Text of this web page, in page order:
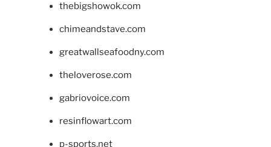
thebigshowok.com
chimeandstave.com
greatwallseafoodny.com
theloverose.com
gabriovoice.com
resinflowart.com
p-sports.net